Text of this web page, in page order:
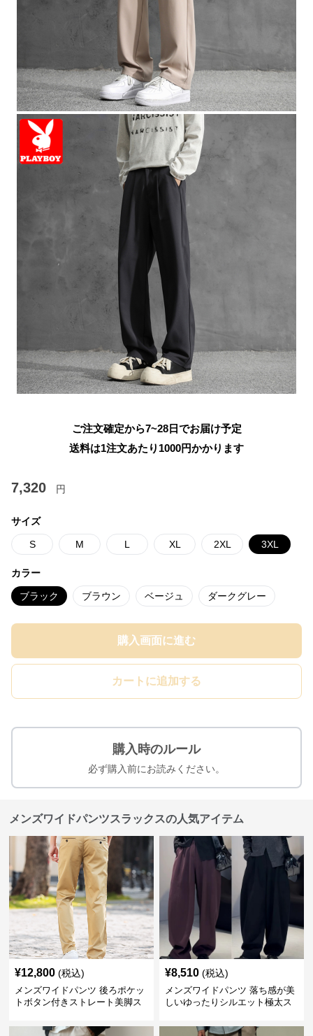
ご注文確定から7~28日でお届け予定
送料は1注文あたり 1000円かかります
7,320 円
サイズ
S M L XL 2XL 3XL
カラー
ブラック ブラウン ベージュ ダークグレー
購入画面に進む
カートに追加する
購入時のルール
必ず購入前にお読みください。
メンズワイドパンツスラックスの人気アイテム
¥12,800 (税込)
メンズワイドパンツ 後ろポケッ
トボタン付きストレート美脚ス
¥8,510 (税込)
メンズワイドパンツ 落ち感が美
しいゆったりシルエット極太ス